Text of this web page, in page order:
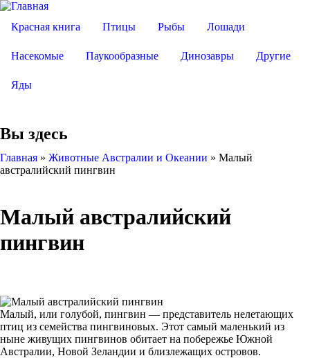
Красная книга Птицы Рыбы Лошади
Насекомые Паукообразные Динозавры Другие
Яды
Вы здесь
Главная » Животные Австралии и Океании » Малый
австралийский пингвин
Малый австралийский
пингвин
Малый, или голубой, пингвин — представитель нелетающих
птиц из семейства пингвиновых. Этот самый маленький из
ныне живущих пингвинов обитает на побережье Южной
Австралии, Новой Зеландии и близлежащих островов.